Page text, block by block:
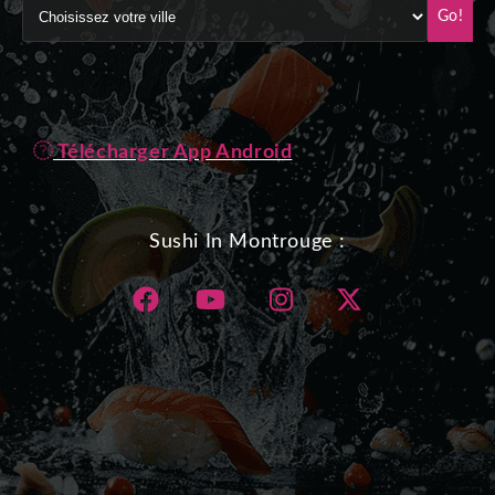
Go!
Télécharger App Android
Sushi In Montrouge :